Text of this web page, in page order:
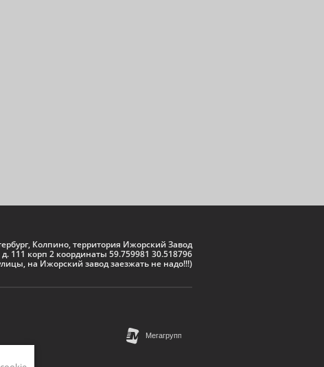
Колпино, территория Ижорский Завод
д. 111 корп 2 координаты 59.759981 30.518796
на Ижорский завод заезжать не надо!!!)